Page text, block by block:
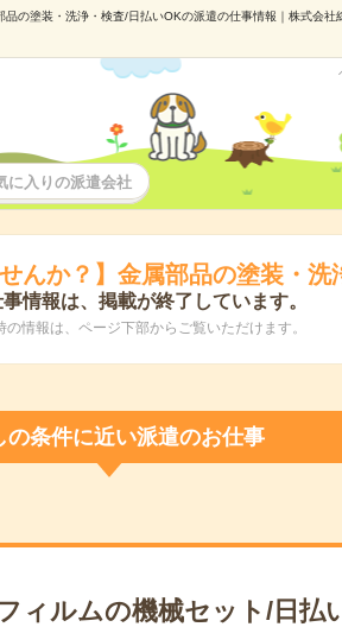
品の塗装・洗浄・検査/日払いOKの派遣の仕事情報｜株式会
に入りの派遣会社
んか？】金属部品の塗装・
情報は、掲載が終了しています。
情報は、ページ下部からご覧いただけます。
の条件に近い派遣のお仕事
ィルムの機械セット/日払